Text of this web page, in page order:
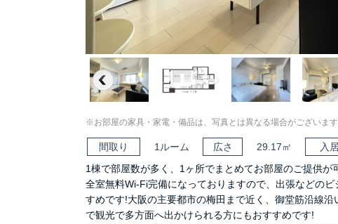
Previous
※お部屋の家具・家電・備品は、写真とは異なる場合がございます
間取り 1ルーム 広さ 29.17㎡ 入
1棟で部屋数が多く、1ヶ所でまとめてお部屋のご提供が
全室無料Wi-Fi完備になっておりますので、出張などのビ
すめです!大阪の主要都市の梅田まで近く、御堂筋沿線沿
で観光で多方面へ出かけられる方にもおすすめです!